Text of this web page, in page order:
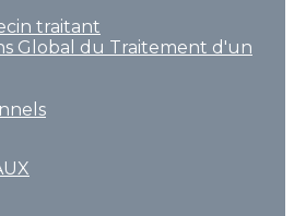
traitant
Global du Traitement d'un